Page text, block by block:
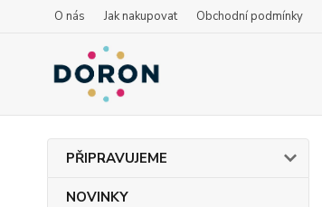
O nás Jak nakupovat Obchodní podmínky
PŘIPRAVUJEME
NOVINKY